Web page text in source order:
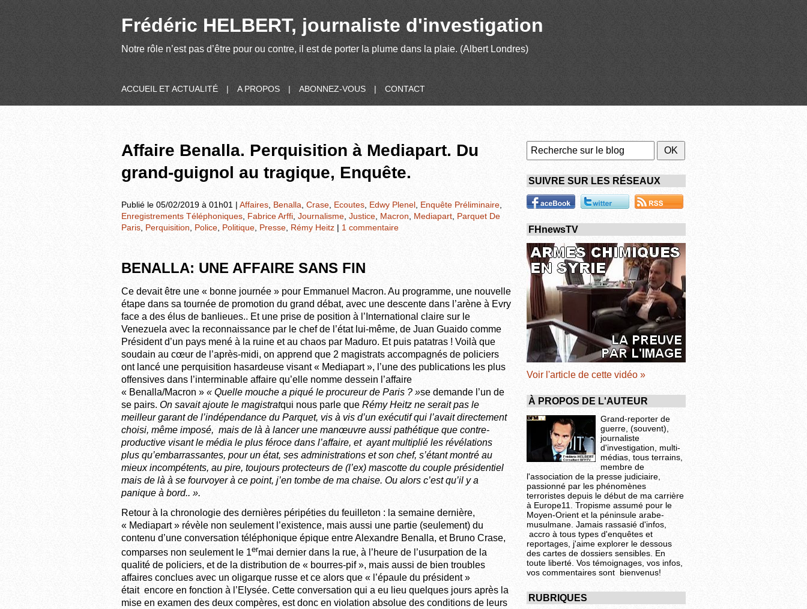
Frédéric HELBERT, journaliste d'investigation
Notre rôle n’est pas d’être pour ou contre, il est de porter la plume dans la plaie. (Albert Londres)
ACCUEIL ET ACTUALITÉ | A PROPOS | ABONNEZ-VOUS | CONTACT
Affaire Benalla. Perquisition à Mediapart. Du
grand-guignol au tragique, Enquête.
Publié le 05/02/2019 à 01h01 | Affaires Benalla Crase Ecoutes Edwy Plenel Enquête Préliminaire
Enregistrements Téléphoniques Fabrice Arffi Journalisme Justice Macron Mediapart Parquet De
Paris Perquisition Police Politique Presse Rémy Heitz | 1 commentaire
BENALLA: UNE AFFAIRE SANS FIN
Ce devait être une « bonne journée » pour Emmanuel Macron. Au programme, une nouvelle
étape dans sa tournée de promotion du grand débat, avec une descente dans l’arène à Evry
face a des élus de banlieues.. Et une prise de position à l’International claire sur le
Venezuela avec la reconnaissance par le chef de l’état lui-même, de Juan Guaido comme
Président d’un pays mené à la ruine et au chaos par Maduro. Et puis patatras ! Voilà que
soudain au cœur de l’après-midi, on apprend que 2 magistrats accompagnés de policiers
ont lancé une perquisition hasardeuse visant « Mediapart », l’une des publications les plus
offensives dans l’interminable affaire qu’elle nomme dessein l’affaire
« Benalla/Macron » « Quelle mouche a piqué le procureur de Paris ? »se demande l’un de
se pairs. On savait ajoute le magistratqui nous parle que Rémy Heitz ne serait pas le
meilleur garant de l’indépendance du Parquet, vis à vis d’un exécutif qui l’avait directement
choisi, même imposé, mais de là à lancer une manœuvre aussi pathétique que contre-
productive visant le média le plus féroce dans l’affaire, et ayant multiplié les révélations
plus qu’embarrassantes, pour un état, ses administrations et son chef, s’étant montré au
mieux incompétents, au pire, toujours protecteurs de (l’ex) mascotte du couple présidentiel
mais de là à se fourvoyer à ce point, j’en tombe de ma chaise. Ou alors c’est qu’il y a
panique à bord.. ».
Retour à la chronologie des dernières péripéties du feuilleton : la semaine dernière,
« Mediapart » révèle non seulement l’existence, mais aussi une partie (seulement) du
contenu d’une conversation téléphonique épique entre Alexandre Benalla, et Bruno Crase,
comparses non seulement le 1ermai dernier dans la rue, à l’heure de l’usurpation de la
qualité de policiers, et de la distribution de « bourres-pif », mais aussi de bien troubles
affaires conclues avec un oligarque russe et ce alors que « l’épaule du président »
était encore en fonction à l’Elysée. Cette conversation qui a eu lieu quelques jours après la
mise en examen des deux compères, est donc en violation absolue des conditions de leurs
SUIVRE SUR LES RÉSEAUX
FHnewsTV
Voir l'article de cette vidéo »
À PROPOS DE L'AUTEUR
Grand-reporter de
guerre, (souvent),
journaliste
d'investigation, multi-
médias, tous terrains,
membre de
l'association de la presse judiciaire,
passionné par les phénomènes
terroristes depuis le début de ma carrière
à Europe11. Tropisme assumé pour le
Moyen-Orient et la péninsule arabe-
musulmane. Jamais rassasié d'infos,
accro à tous types d'enquêtes et
reportages, j'aime explorer le dessous
des cartes de dossiers sensibles. En
toute liberté. Vos témoignages, vos infos,
vos commentaires sont bienvenus!
RUBRIQUES